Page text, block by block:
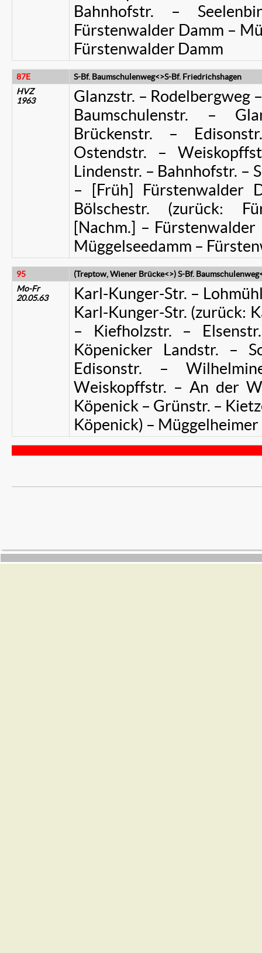
Bahnhofstr. –
Fürstenwalder Damm –
Fürstenwalder Damm
87E
S-Bf. Baumschulenweg<>S-Bf. Friedrichshagen
HVZ
1963
Glanzstr. – Rodelbergweg
Baumschulenstr. –
Brückenstr. –
Ostendstr. –
Lindenstr. – Bahnhofstr. –
– [Früh] Fürstenwalder
Bölschestr. (zurück:
[Nachm.] –
Müggelseedamm –
95
(Treptow, Wiener Brücke<>) S-Bf.
Mo-Fr
20.05.63
Karl-Kunger-Str. –
Karl-Kunger-Str. (zurück:
– Kiefholzstr. –
Köpenicker Landstr. –
Edisonstr. –
Weiskopffstr. – An der
Köpenick – Grünstr. –
Köpenick) –